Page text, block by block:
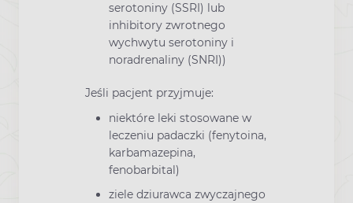
serotoniny (SSRI) lub
inhibitory zwrotnego
wychwytu serotoniny i
noradrenaliny (SNRI))
Jeśli pacjent przyjmuje:
niektóre leki stosowane w
leczeniu padaczki (fenytoina,
karbamazepina,
fenobarbital)
ziele dziurawca zwyczajnego